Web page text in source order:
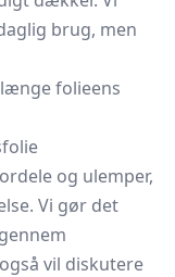
brug, men
folieens
og ulemper,
Vi gør det
vil diskutere